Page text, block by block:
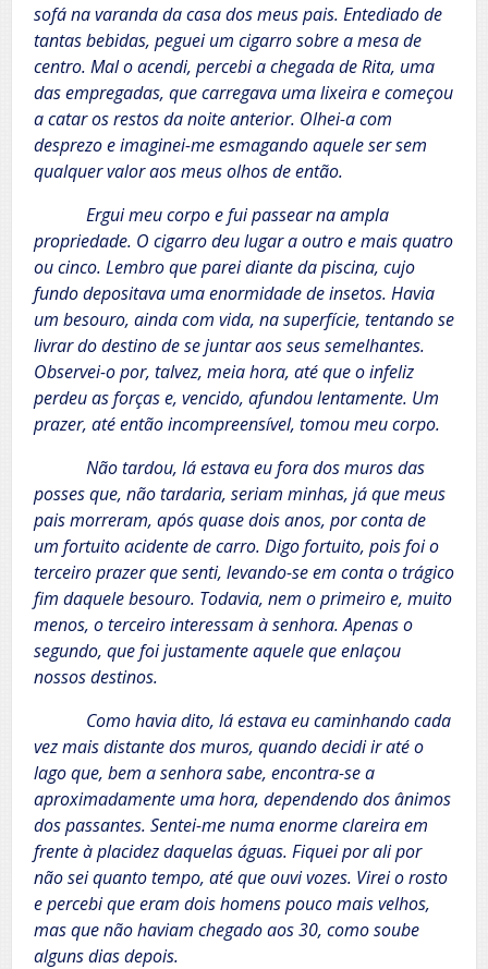
sofá na varanda da casa dos meus pais. Entediado de
tantas bebidas, peguei um cigarro sobre a mesa de
centro. Mal o acendi, percebi a chegada de Rita, uma
das empregadas, que carregava uma lixeira e começou
a catar os restos da noite anterior. Olhei-a com
desprezo e imaginei-me esmagando aquele ser sem
qualquer valor aos meus olhos de então.
Ergui meu corpo e fui passear na ampla
propriedade. O cigarro deu lugar a outro e mais quatro
ou cinco. Lembro que parei diante da piscina, cujo
fundo depositava uma enormidade de insetos. Havia
um besouro, ainda com vida, na superfície, tentando se
livrar do destino de se juntar aos seus semelhantes.
Observei-o por, talvez, meia hora, até que o infeliz
perdeu as forças e, vencido, afundou lentamente. Um
prazer, até então incompreensível, tomou meu corpo.
Não tardou, lá estava eu fora dos muros das
posses que, não tardaria, seriam minhas, já que meus
pais morreram, após quase dois anos, por conta de
um fortuito acidente de carro. Digo fortuito, pois foi o
terceiro prazer que senti, levando-se em conta o trágico
fim daquele besouro. Todavia, nem o primeiro e, muito
menos, o terceiro interessam à senhora. Apenas o
segundo, que foi justamente aquele que enlaçou
nossos destinos.
Como havia dito, lá estava eu caminhando cada
vez mais distante dos muros, quando decidi ir até o
lago que, bem a senhora sabe, encontra-se a
aproximadamente uma hora, dependendo dos ânimos
dos passantes. Sentei-me numa enorme clareira em
frente à placidez daquelas águas. Fiquei por ali por
não sei quanto tempo, até que ouvi vozes. Virei o rosto
e percebi que eram dois homens pouco mais velhos,
mas que não haviam chegado aos 30, como soube
alguns dias depois.